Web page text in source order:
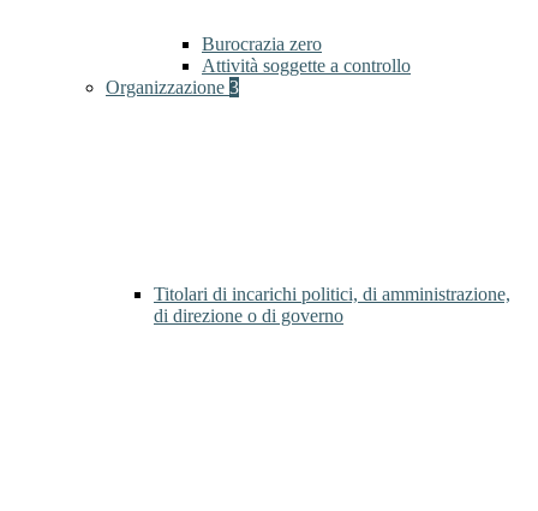
Burocrazia zero
Attività soggette a controllo
Organizzazione 3
Titolari di incarichi politici, di amministrazione,
di direzione o di governo